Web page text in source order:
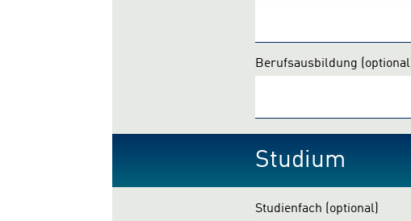
Berufsausbildung (optional)
Studium
Studienfach (optional)